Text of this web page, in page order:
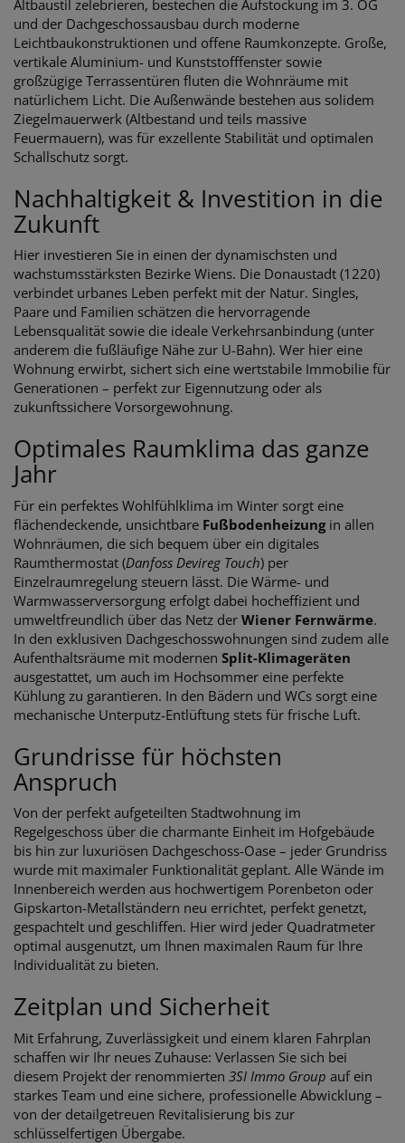
Altbaustil zelebrieren, bestechen die Aufstockung im 3. OG
und der Dachgeschossausbau durch moderne
Leichtbaukonstruktionen und offene Raumkonzepte. Große,
vertikale Aluminium- und Kunststofffenster sowie
großzügige Terrassentüren fluten die Wohnräume mit
natürlichem Licht. Die Außenwände bestehen aus solidem
Ziegelmauerwerk (Altbestand und teils massive
Feuermauern), was für exzellente Stabilität und optimalen
Schallschutz sorgt.
Nachhaltigkeit & Investition in die
Zukunft
Hier investieren Sie in einen der dynamischsten und
wachstumsstärksten Bezirke Wiens. Die Donaustadt (1220)
verbindet urbanes Leben perfekt mit der Natur. Singles,
Paare und Familien schätzen die hervorragende
Lebensqualität sowie die ideale Verkehrsanbindung (unter
anderem die fußläufige Nähe zur U-Bahn). Wer hier eine
Wohnung erwirbt, sichert sich eine wertstabile Immobilie für
Generationen – perfekt zur Eigennutzung oder als
zukunftssichere Vorsorgewohnung.
Optimales Raumklima das ganze
Jahr
Für ein perfektes Wohlfühlklima im Winter sorgt eine
flächendeckende, unsichtbare Fußbodenheizungin allen
Wohnräumen, die sich bequem über ein digitales
Raumthermostat (Danfoss Devireg Touch) per
Einzelraumregelung steuern lässt. Die Wärme- und
Warmwasserversorgung erfolgt dabei hocheffizient und
umweltfreundlich über das Netz der Wiener Fernwärme.
In den exklusiven Dachgeschosswohnungen sind zudem alle
Aufenthaltsräume mit modernen Split-Klimageräten
ausgestattet, um auch im Hochsommer eine perfekte
Kühlung zu garantieren. In den Bädern und WCs sorgt eine
mechanische Unterputz-Entlüftung stets für frische Luft.
Grundrisse für höchsten
Anspruch
Von der perfekt aufgeteilten Stadtwohnung im
Regelgeschoss über die charmante Einheit im Hofgebäude
bis hin zur luxuriösen Dachgeschoss-Oase – jeder Grundriss
wurde mit maximaler Funktionalität geplant. Alle Wände im
Innenbereich werden aus hochwertigem Porenbeton oder
Gipskarton-Metallständern neu errichtet, perfekt genetzt,
gespachtelt und geschliffen. Hier wird jeder Quadratmeter
optimal ausgenutzt, um Ihnen maximalen Raum für Ihre
Individualität zu bieten.
Zeitplan und Sicherheit
Mit Erfahrung, Zuverlässigkeit und einem klaren Fahrplan
schaffen wir Ihr neues Zuhause: Verlassen Sie sich bei
diesem Projekt der renommierten 3SI Immo Group auf ein
starkes Team und eine sichere, professionelle Abwicklung –
von der detailgetreuen Revitalisierung bis zur
schlüsselfertigen Übergabe.